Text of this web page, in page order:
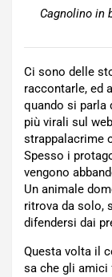
Cagnolino in
Ci sono delle
raccontarle, ed
quando si parla
più virali sul
strappalacrime
Spesso i
vengono
Un animale
ritrova da solo,
difendersi dai
Questa volta il
sa che gli amici